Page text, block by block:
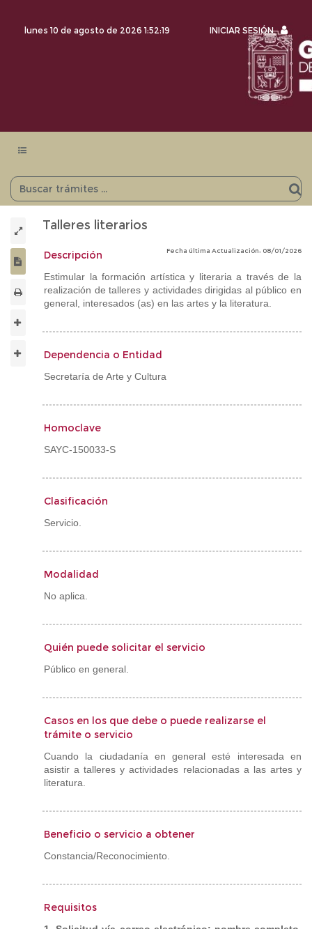
lunes 10 de agosto de 2026 1:52:20 INICIAR SESIÓN
Menu
Talleres literarios
Fecha última Actualización: 08/01/2026
Descripción
Estimular la formación artística y literaria a través de la
realización de talleres y actividades dirigidas al público en
general, interesados (as) en las artes y la literatura.
Dependencia o Entidad
Secretaría de Arte y Cultura
Homoclave
SAYC-150033-S
Clasificación
Servicio.
Modalidad
No aplica.
Quién puede solicitar el servicio
Público en general.
Casos en los que debe o puede realizarse el
trámite o servicio
Cuando la ciudadanía en general esté interesada en
asistir a talleres y actividades relacionadas a las artes y
literatura.
Beneficio o servicio a obtener
Constancia/Reconocimiento.
Requisitos